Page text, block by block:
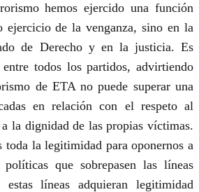
hemos ejercido una función
ejercicio de la venganza, sino en la
de Derecho y en la justicia. Es
todos los partidos, advirtiendo
de ETA no puede superar una
en relación con el respeto al
la dignidad de las propias víctimas.
toda la legitimidad para oponernos a
políticas que sobrepasen las líneas
estas líneas adquieran legitimidad